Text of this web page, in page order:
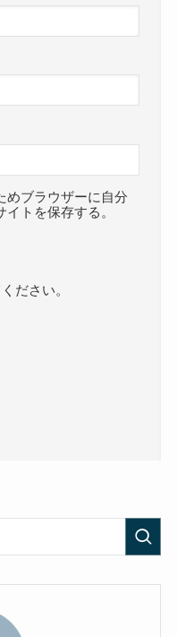
めブラウザーに自分
トを保存する。
ださい。